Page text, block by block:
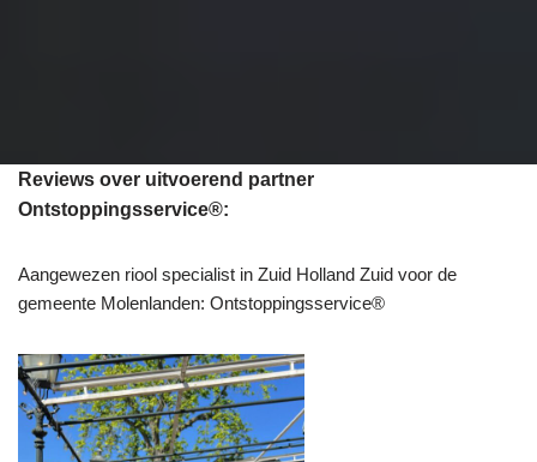
Reviews over uitvoerend partner
Ontstoppingsservice®:
Aangewezen riool specialist in Zuid Holland Zuid voor de
gemeente Molenlanden: Ontstoppingsservice®